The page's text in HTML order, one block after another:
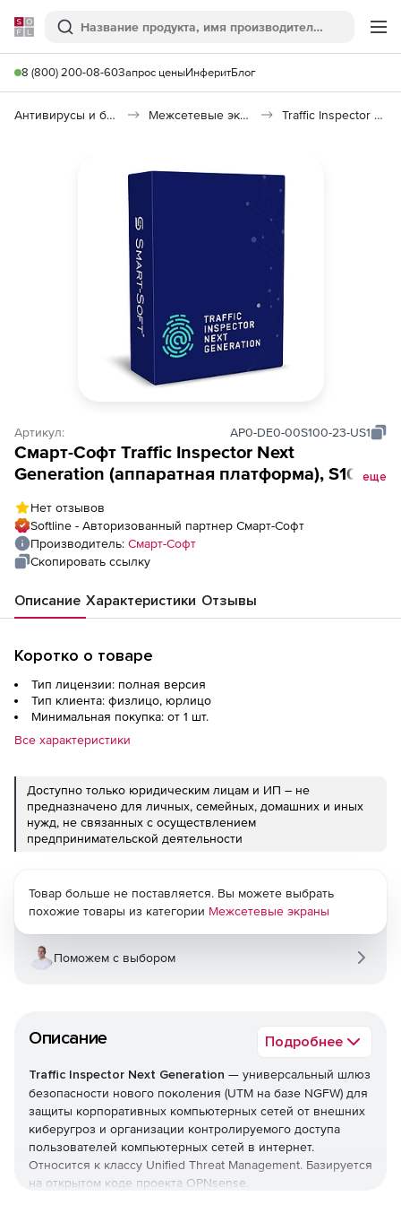
Softline
Поиск
8 (800) 200-08-60Запрос ценыИнферитБлог
Антивирусы и безопасность Межсетевые экраны Traffic Inspector Next Generation
Артикул: AP0-DE0-00S100-23-US1
Смарт-Cофт Traffic Inspector Next
Generation (аппаратная платформа), S100-еще
Нет отзывов
Softline - Авторизованный партнер Смарт-Cофт
Производитель: Смарт-Cофт
Скопировать ссылку
Описание Характеристики Отзывы
Коротко о товаре
Тип лицензии: полная версия
Тип клиента: физлицо, юрлицо
Минимальная покупка: от 1 шт.
Все характеристики
Доступно только юридическим лицам и ИП – не
предназначено для личных, семейных, домашних и иных
нужд, не связанных с осуществлением
предпринимательской деятельности
Описание Подробнее
Traffic Inspector Next Generation — универсальный шлюз
безопасности нового поколения (UTM на базе NGFW) для
защиты корпоративных компьютерных сетей от внешних
киберугроз и организации контролируемого доступа
пользователей компьютерных сетей в интернет.
Относится к классу Unified Threat Management. Базируется
на открытом коде проекта OPNsense.
Товар больше не поставляется. Вы можете выбрать
похожие товары из категории Межсетевые экраны
Поможем с выбором